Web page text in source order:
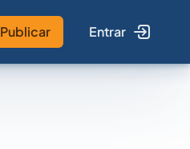
Publicar Entrar